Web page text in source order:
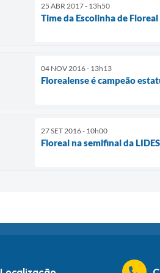
25 ABR 2017 - 13h50
Time da Escolinha de
04 NOV 2016 - 13h13
Florealense é campeão
27 SET 2016 - 10h00
Floreal na semifinal da